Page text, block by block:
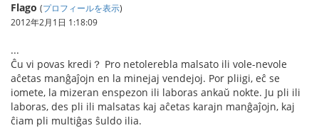
Flago (プロフィールを表示)
2012年2月1日 1:18:09
...
Ĉu vi povas kredi？ Pro netolerebla malsato ili vole-nevole
aĉetas manĝaĵojn en la minejaj vendejoj. Por pliigi, eĉ se
iomete, la mizeran enspezon ili laboras ankaŭ nokte. Ju pli ili
laboras, des pli ili malsatas kaj aĉetas karajn manĝaĵojn, kaj
ĉiam pli multiĝas ŝuldo ilia.